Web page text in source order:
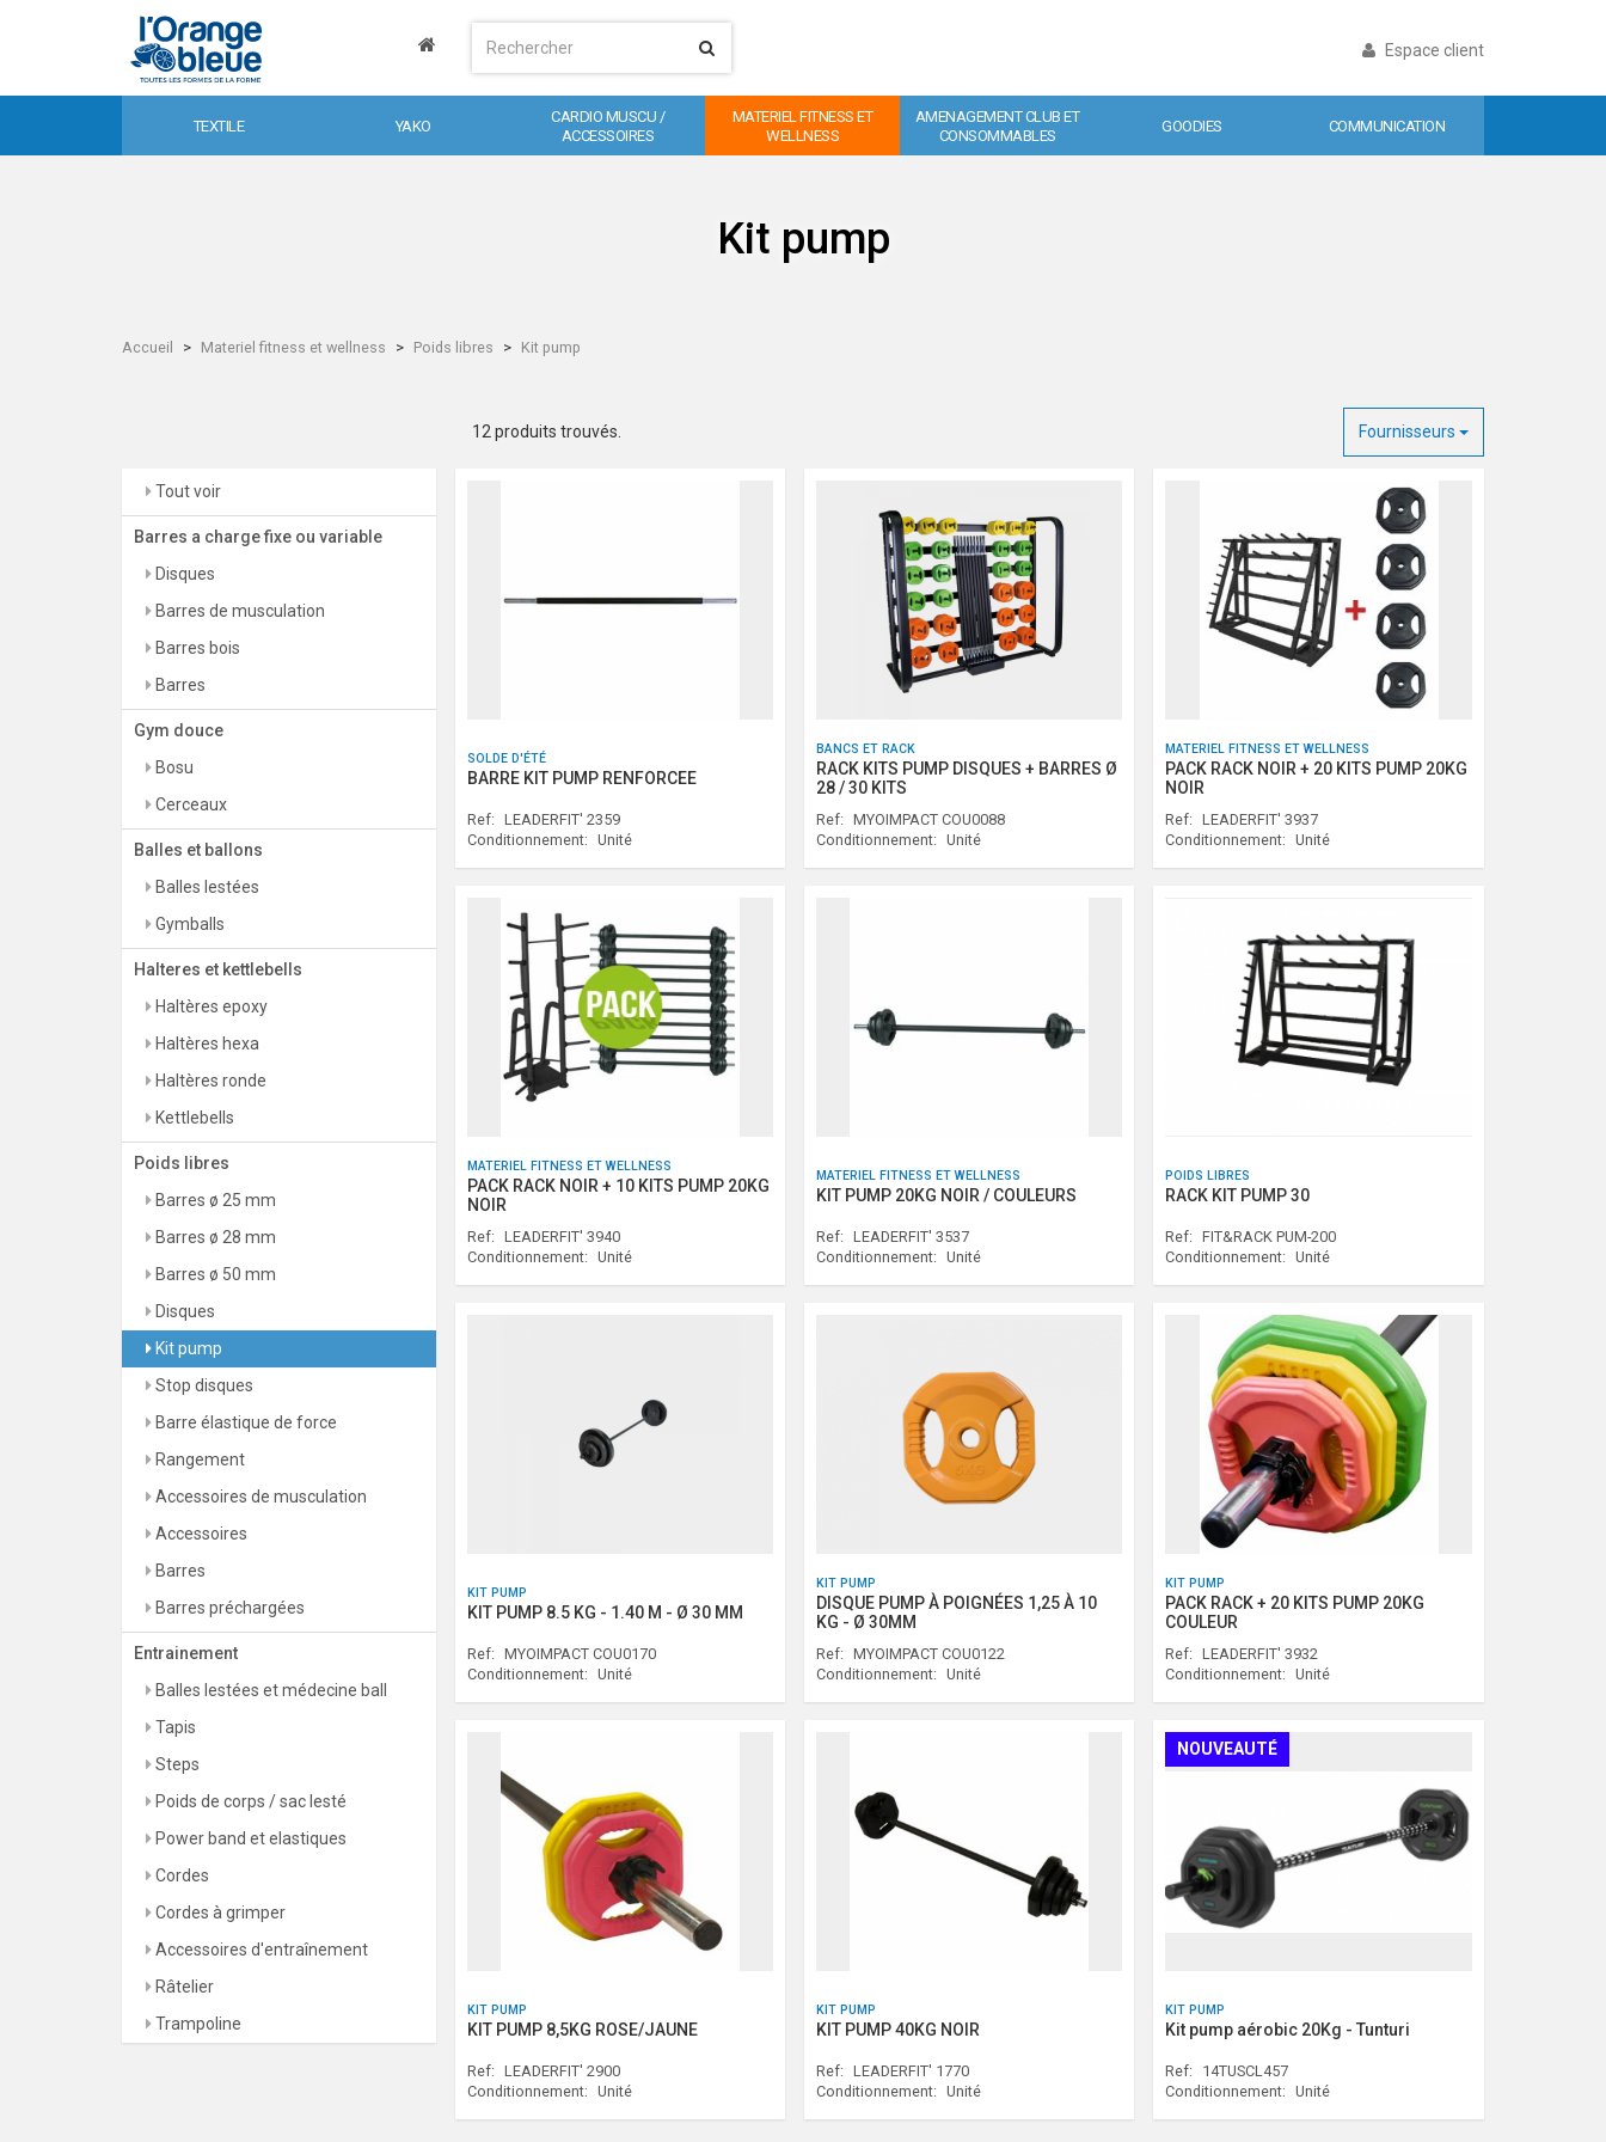
Espace client
TEXTILE YAKO
CARDIO MUSCU /
ACCESSOIRES
MATERIEL FITNESS ET
WELLNESS
AMENAGEMENT CLUB ET
CONSOMMABLES
GOODIES COMMUNICATION
Kit pump
Accueil Materiel fitness et wellness Poids libres Kit pump
Fournisseurs
12 produits trouvés.
Tout voir
Barres a charge fixe ou variable
Disques
Barres de musculation
Barres bois
Barres
Gym douce
Bosu
Cerceaux
Balles et ballons
Balles lestées
Gymballs
Halteres et kettlebells
Haltères epoxy
Haltères hexa
Haltères ronde
Kettlebells
Poids libres
Barres ø 25 mm
Barres ø 28 mm
Barres ø 50 mm
Disques
Kit pump
Stop disques
Barre élastique de force
Rangement
Accessoires de musculation
Accessoires
Barres
Barres préchargées
Entrainement
Balles lestées et médecine ball
Tapis
Steps
Poids de corps / sac lesté
Power band et elastiques
Cordes
Cordes à grimper
Accessoires d'entraînement
Râtelier
Trampoline
SOLDE D'ÉTÉ
BARRE KIT PUMP RENFORCEE
Ref: LEADERFIT' 2359
Conditionnement: Unité
BANCS ET RACK
RACK KITS PUMP DISQUES + BARRES Ø
28 / 30 KITS
Ref: MYOIMPACT COU0088
Conditionnement: Unité
MATERIEL FITNESS ET WELLNESS
PACK RACK NOIR + 20 KITS PUMP 20KG
NOIR
Ref:
LEADERFIT' 3937
Conditionnement:
Unité
MATERIEL FITNESS ET WELLNESS
PACK RACK NOIR + 10 KITS PUMP 20KG
NOIR
Ref: LEADERFIT' 3940
Conditionnement: Unité
MATERIEL FITNESS ET WELLNESS
KIT PUMP 20KG NOIR / COULEURS
Ref: LEADERFIT' 3537
Conditionnement: Unité
POIDS LIBRES
RACK KIT PUMP 30
Ref:
FIT&RACK PUM-200
Conditionnement:
Unité
KIT PUMP
KIT PUMP 8.5 KG - 1.40 M - Ø 30 MM
Ref: MYOIMPACT COU0170
Conditionnement: Unité
KIT PUMP
DISQUE PUMP À POIGNÉES 1,25 À 10
KG - Ø 30MM
Ref: MYOIMPACT COU0122
Conditionnement: Unité
KIT PUMP
PACK RACK + 20 KITS PUMP 20KG
COULEUR
Ref:
LEADERFIT' 3932
Conditionnement:
Unité
KIT PUMP
KIT PUMP 8,5KG ROSE/JAUNE
Ref: LEADERFIT' 2900
Conditionnement: Unité
KIT PUMP
KIT PUMP 40KG NOIR
Ref: LEADERFIT' 1770
Conditionnement: Unité
NOUVEAUTÉ
KIT PUMP
Kit pump aérobic 20Kg - Tunturi
Ref:
14TUSCL457
Conditionnement:
Unité